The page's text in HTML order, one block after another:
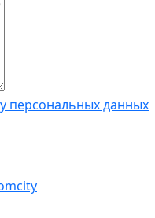
персональных данных